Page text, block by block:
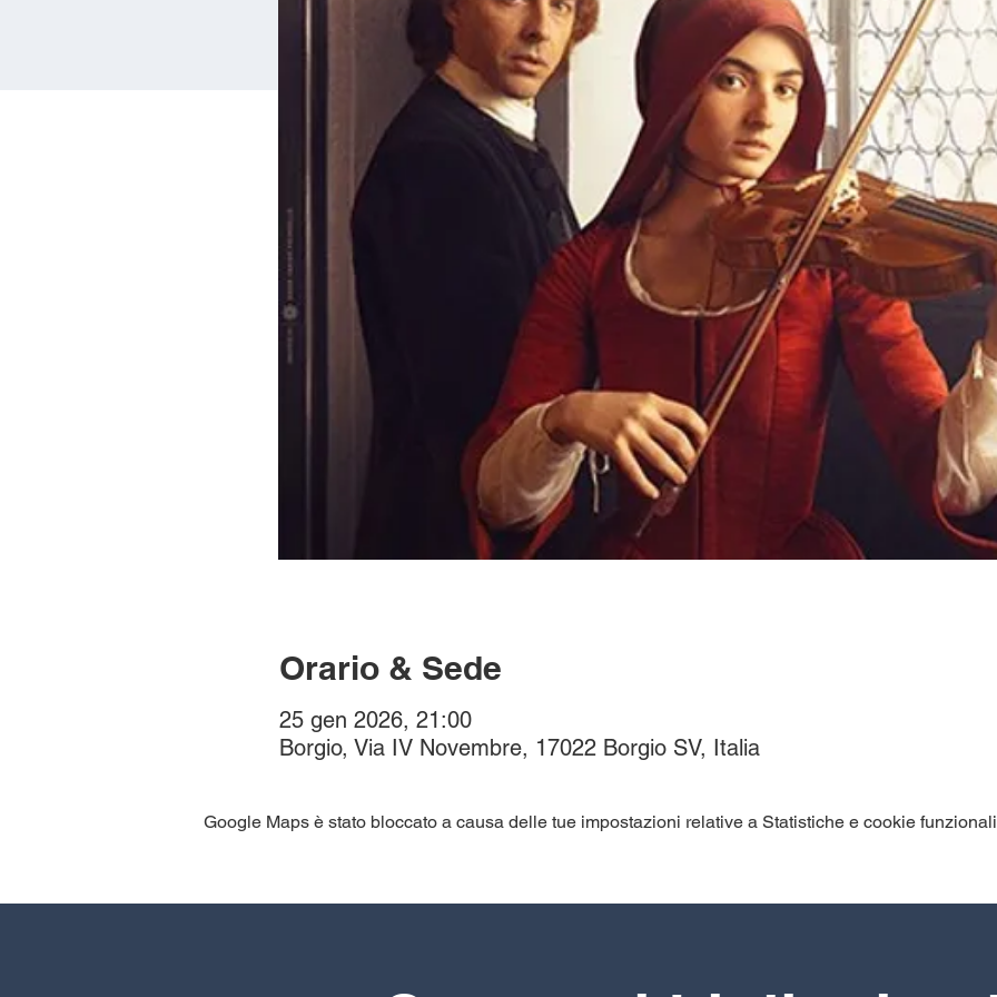
Orario & Sede
25 gen 2026, 21:00
Borgio, Via IV Novembre, 17022 Borgio SV, Italia
Google Maps è stato bloccato a causa delle tue impostazioni relative a Statistiche e cookie